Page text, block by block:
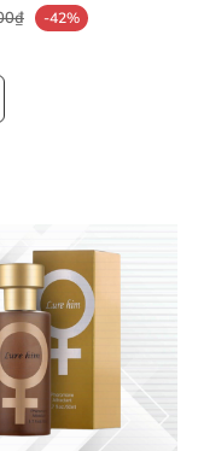
-42%